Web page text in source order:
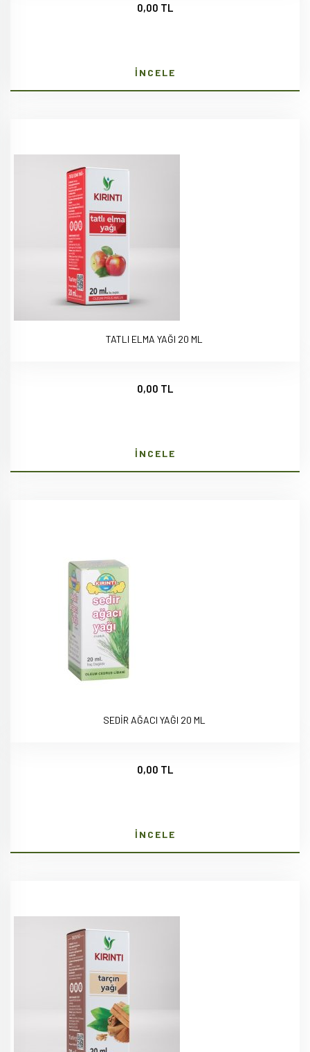
0,00 TL
İNCELE
TATLI ELMA YAĞI 20 ML
0,00 TL
İNCELE
SEDİR AĞACI YAĞI 20 ML
0,00 TL
İNCELE